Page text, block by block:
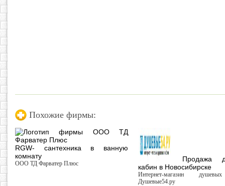
Похожие фирмы:
RGW- сантехника в ванную
комнату
ООО ТД Фарватер Плюс
Продажа
кабин в Новосибирске
Интернет-магазин
Душевые54.ру